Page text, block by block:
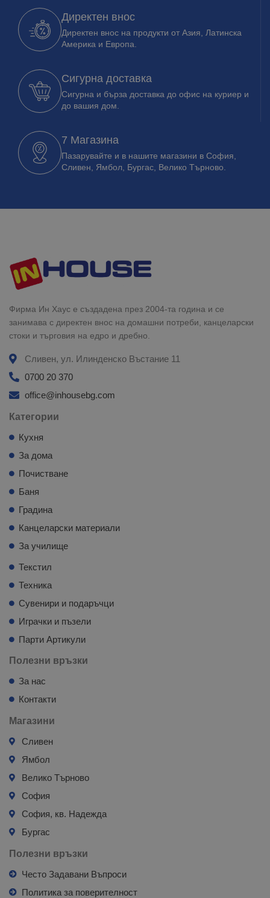
Директен внос
Директен внос на продукти от Азия, Латинска
Америка и Европа.
Сигурна доставка
Сигурна и бърза доставка до офис на куриер и
до вашия дом.
7 Магазина
Пазарувайте и в нашите магазини в София,
Сливен, Ямбол, Бургас, Велико Търново.
Фирма Ин Хаус е създадена през 2004-та година и се
занимава с директен внос на домашни потреби, канцеларски
стоки и търговия на едро и дребно.
Сливен, ул. Илинденско Въстание 11
0700 20 370
office@inhousebg.com
Категории
Кухня
За дома
Почистване
Баня
Градина
Канцеларски материали
За училище
Текстил
Техника
Сувенири и подаръчци
Играчки и пъзели
Парти Артикули
Полезни връзки
За нас
Контакти
Магазини
Сливен
Ямбол
Велико Търново
София
София, кв. Надежда
Бургас
Полезни връзки
Често Задавани Въпроси
Политика за поверителност